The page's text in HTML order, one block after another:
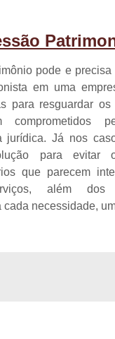
pode e precisa
em uma
para resguardar os
jurídica. Já nos
para evitar
que parecem
além dos
necessidade,